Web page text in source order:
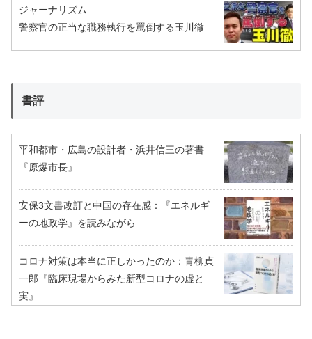
ジャーナリズム
警察官の正当な職務執行を罵倒する玉川徹
書評
平和都市・広島の設計者・浜井信三の著書
『原爆市長』
安保3文書改訂と中国の存在感：『エネルギ
ーの地政学』を読みながら
コロナ対策は本当に正しかったのか：青柳貞
一郎『臨床現場からみた新型コロナの虚と
実』